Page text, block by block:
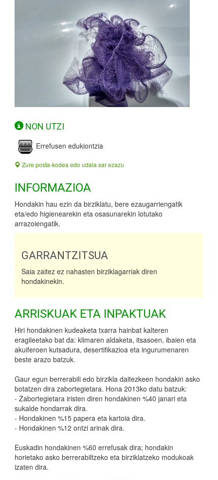
NON UTZI
Errefusen edukiontzia
Zure posta-kodea edo udala sar ezazu
INFORMAZIOA
Hondakin hau ezin da birziklatu, bere ezaugarriengatik
eta/edo higienearekin eta osasunarekin lotutako
arrazoiengatik.
GARRANTZITSUA
Saia zaitez ez nahasten birziklagarriak diren
hondakinekin.
ARRISKUAK ETA INPAKTUAK
Hiri hondakinen kudeaketa txarra hainbat kalteren
eragileetako bat da: klimaren aldaketa, itsasoen, ibaien eta
akuiferoen kutsadura, desertifikazioa eta ingurumenaren
beste arazo batzuk.
Gaur egun berrerabili edo birzikla daitezkeen hondakin asko
botatzen dira zabortegietara. Hona 2013ko datu batzuk:
- Zabortegietara iristen diren hondakinen %40 janari eta
sukalde hondarrak dira.
- Hondakinen %15 papera eta kartoia dira.
- Hondakinen %12 ontzi arinak dira.
Euskadin hondakinen %60 errefusak dira; hondakin
horietako asko berrerabiltzeko eta birziklatzeko modukoak
izaten dira.